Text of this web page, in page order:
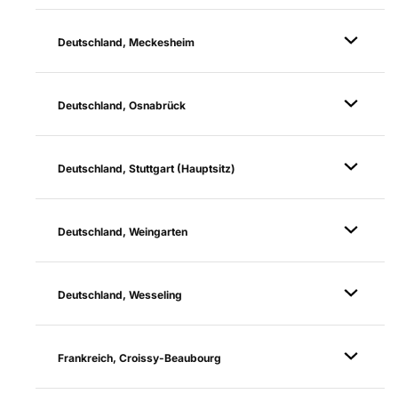
Deutschland, Meckesheim
Deutschland, Osnabrück
Deutschland, Stuttgart (Hauptsitz)
Deutschland, Weingarten
Deutschland, Wesseling
Frankreich, Croissy-Beaubourg